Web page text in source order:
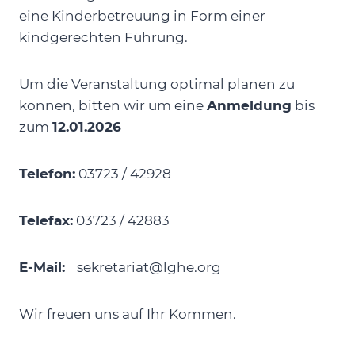
eine Kinderbetreuung in Form einer
kindgerechten Führung.
Um die Veranstaltung optimal planen zu
können, bitten wir um eine Anmeldung bis
zum 12.01.2026
Telefon: 03723 / 42928
Telefax: 03723 / 42883
E-Mail: sekretariat@lghe.org
Wir freuen uns auf Ihr Kommen.